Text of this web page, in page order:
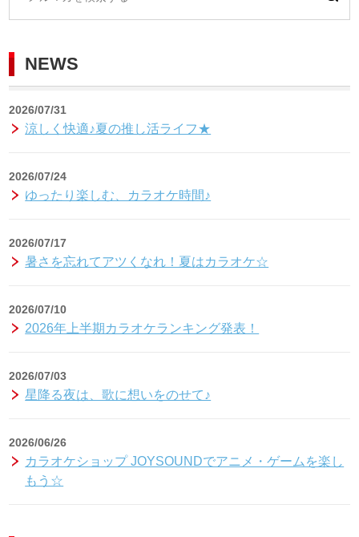
NEWS
2026/07/31
涼しく快適♪夏の推し活ライフ★
2026/07/24
ゆったり楽しむ、カラオケ時間♪
2026/07/17
暑さを忘れてアツくなれ！夏はカラオケ☆
2026/07/10
2026年上半期カラオケランキング発表！
2026/07/03
星降る夜は、歌に想いをのせて♪
2026/06/26
カラオケショップ JOYSOUNDでアニメ・ゲームを楽し
もう☆